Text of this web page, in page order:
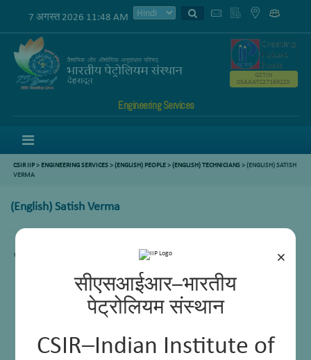
×
सीएसआईआर–भारतीय
पेट्रोलियम संस्थान
CSIR–Indian Institute of
7 अगस्त 2026 11:48 AM
Engineering Services
GSTIN
05AAATC2716R2ZK
CSIR IIP> ENGINEERING SERVICES>(ENGLISH) PEOPLE>(ENGLISH) TECHNICIANS> (ENGLISH) SATISH
VERMA
(English) Satish Verma
Content not available.